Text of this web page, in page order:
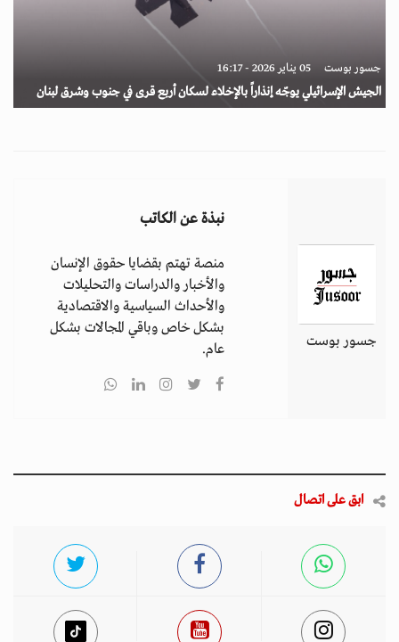
جسور بوست 05 يناير 2026 - 16:17
الجيش الإسرائيلي يوجّه إنذاراً بالإخلاء لسكان أربع قرى في جنوب وشرق لبنان
جسور بوست
نبذة عن الكاتب
منصة تهتم بقضايا حقوق الإنسان
والأخبار والدراسات والتحليلات
والأحداث السياسية والاقتصادية
بشكل خاص وباقي المجالات بشكل
عام.
ابق على اتصال